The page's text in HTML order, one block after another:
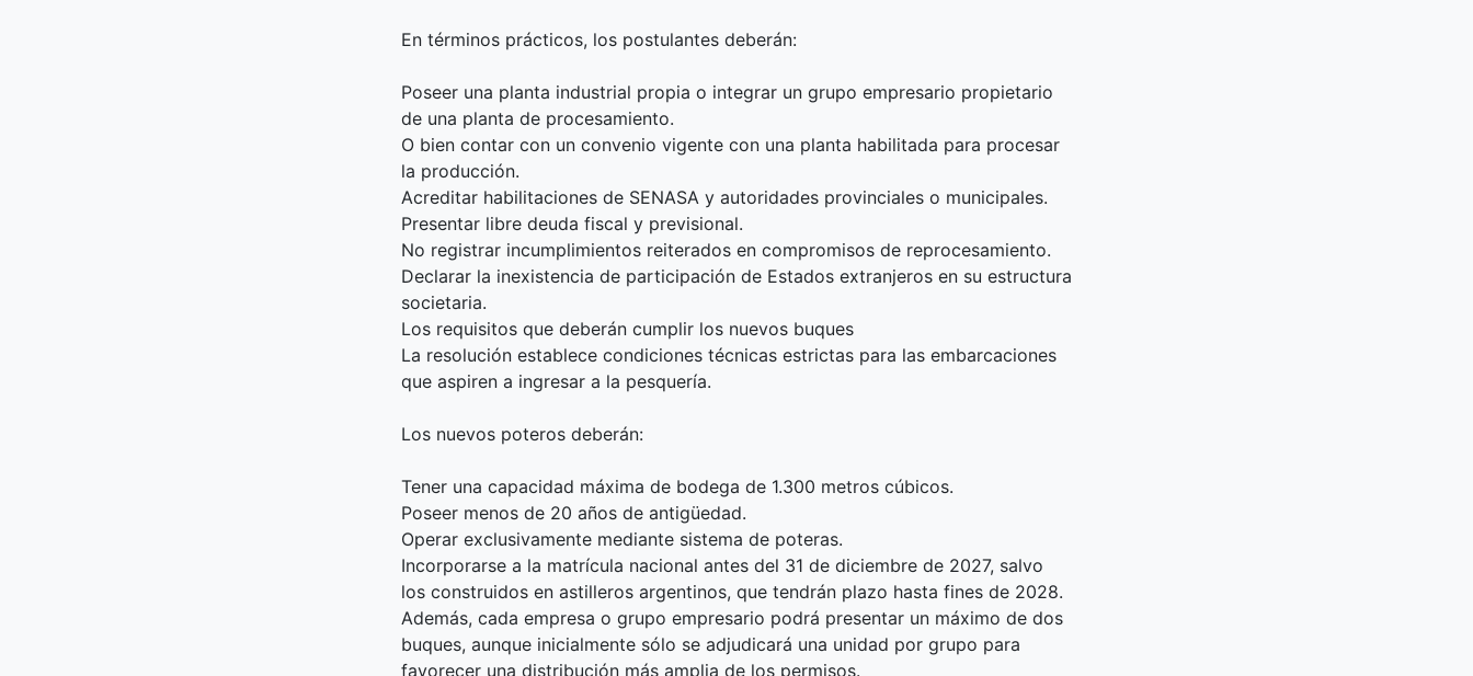
En términos prácticos, los postulantes deberán:
Poseer una planta industrial propia o integrar un grupo empresario propietario
de una planta de procesamiento.
O bien contar con un convenio vigente con una planta habilitada para procesar
la producción.
Acreditar habilitaciones de SENASA y autoridades provinciales o municipales.
Presentar libre deuda fiscal y previsional.
No registrar incumplimientos reiterados en compromisos de reprocesamiento.
Declarar la inexistencia de participación de Estados extranjeros en su estructura
societaria.
Los requisitos que deberán cumplir los nuevos buques
La resolución establece condiciones técnicas estrictas para las embarcaciones
que aspiren a ingresar a la pesquería.
Los nuevos poteros deberán:
Tener una capacidad máxima de bodega de 1.300 metros cúbicos.
Poseer menos de 20 años de antigüedad.
Operar exclusivamente mediante sistema de poteras.
Incorporarse a la matrícula nacional antes del 31 de diciembre de 2027, salvo
los construidos en astilleros argentinos, que tendrán plazo hasta fines de 2028.
Además, cada empresa o grupo empresario podrá presentar un máximo de dos
buques, aunque inicialmente sólo se adjudicará una unidad por grupo para
favorecer una distribución más amplia de los permisos.